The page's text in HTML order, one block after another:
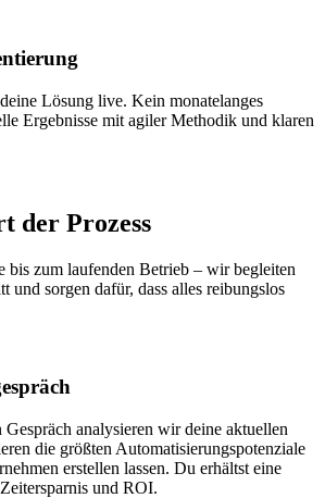
Lösung live. Kein monatelanges
Ergebnisse mit agiler Methodik und klaren
der Prozess
bis zum laufenden Betrieb – wir begleiten
und sorgen dafür, dass alles reibungslos
analysieren wir deine aktuellen
die größten Automatisierungspotenziale
erstellen lassen. Du erhältst eine
und ROI.